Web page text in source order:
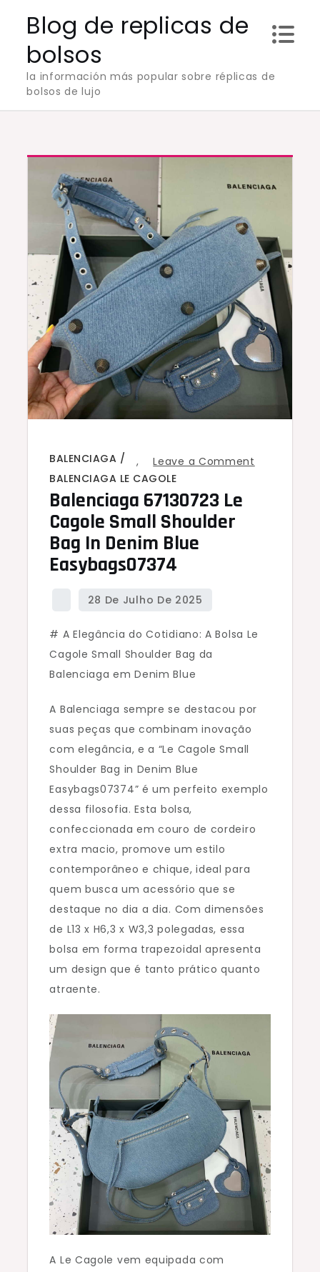
content
Blog de replicas de
bolsos
la información más popular sobre réplicas de
bolsos de lujo
BALENCIAGA
,
BALENCIAGA LE CAGOLE
Leave a Comment
Denim
Balenciaga 67130723 Le
Cagole Small Shoulder
Bag In Denim Blue
Easybags07374
# A Elegância do Cotidiano: A Bolsa Le
Cagole Small Shoulder Bag da
Balenciaga em Denim Blue
A Balenciaga sempre se destacou por
suas peças que combinam inovação
com elegância, e a “Le Cagole Small
Shoulder Bag in Denim Blue
Easybags07374” é um perfeito exemplo
dessa filosofia. Esta bolsa,
confeccionada em couro de cordeiro
extra macio, promove um estilo
contemporâneo e chique, ideal para
quem busca um acessório que se
destaque no dia a dia. Com dimensões
de L13 x H6,3 x W3,3 polegadas, essa
bolsa em forma trapezoidal apresenta
um design que é tanto prático quanto
atraente.
A Le Cagole vem equipada com